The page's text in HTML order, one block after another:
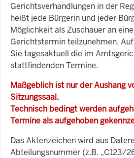
Gerichtsverhandlungen in der
heißt jede Bürgerin und jeder
Möglichkeit als Zuschauer an
Gerichtstermin teilzunehmen.
Sie tagesaktuell die im
stattfindenden Termine.
Maßgeblich ist nur der Aushang
Sitzungssaal.
Technisch bedingt werden
Termine als aufgehoben
Das Aktenzeichen wird aus
Abteilungsnummer (z.B. „C123/